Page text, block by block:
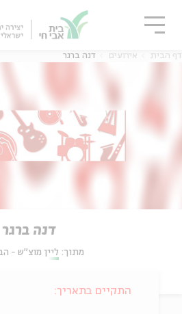
דף הבית אירועים דנה ברגר
דנה ברגר
מתוך: ליין מוצ"ש -
התקיים בתאריך:
סגור